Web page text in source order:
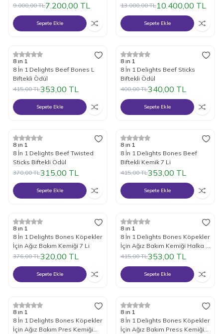
9.000,00TL7.200,00 TL
Sepete Ekle
13.000,00TL10.400,00 TL
Sepete Ekle
%15İndirim
8 ın 1
8 İn 1 Delights Beef Bones L
Biftekli Ödül
415,00TL353,00 TL
Sepete Ekle
%15İndirim
8 ın 1
8 İn 1 Delights Beef Sticks
Biftekli Ödül
400,00TL340,00 TL
Sepete Ekle
%15İndirim
8 ın 1
8 İn 1 Delights Beef Twisted
Sticks Biftekli Ödül
370,00TL315,00 TL
Sepete Ekle
%15İndirim
8 ın 1
8 İn 1 Delights Bones Beef
Biftekli Kemik 7 Li
415,00TL353,00 TL
Sepete Ekle
%15İndirim
8 ın 1
8 İn 1 Delights Bones Köpekler
İçin Ağız Bakım Kemiği 7 Li
376,00TL320,00 TL
Sepete Ekle
%15İndirim
8 ın 1
8 İn 1 Delights Bones Köpekler
İçin Ağız Bakım Kemiği Halka 3
Adet
415,00TL353,00 TL
Sepete Ekle
%15İndirim
8 ın 1
8 İn 1 Delights Bones Köpekler
İçin Ağız Bakım Pres Kemiği
%15İndirim
8 ın 1
8 İn 1 Delights Bones Köpekler
İçin Ağız Bakım Press Kemiği